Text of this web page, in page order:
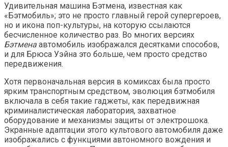
Удивительная машина Бэтмена, известная как
«Бэтмобиль»; это не просто главный герой супергероев,
но и икона поп-культуры, на которую ссылаются
бесчисленное количество раз. Во многих версиях
Бэтмена автомобиль изображался десятками способов,
и для Брюса Уэйна это больше, чем просто средство
передвижения.
Хотя первоначальная версия в комиксах была просто
ярким транспортным средством, эволюция бэтмобиля
включала в себя такие гаджеты, как передвижная
криминалистическая лаборатория, захватное
оборудование и механизмы защиты от электрошока.
Экранные адаптации этого культового автомобиля даже
изображались с функциями автономного вождения и